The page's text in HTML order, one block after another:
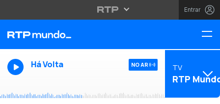
Entrar
Há Volta NO AR TV
RTP